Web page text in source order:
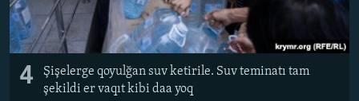
4
Şişelerge qoyulğan suv ketirile. Suv teminatı tam
şekildi er vaqıt kibi daa yoq